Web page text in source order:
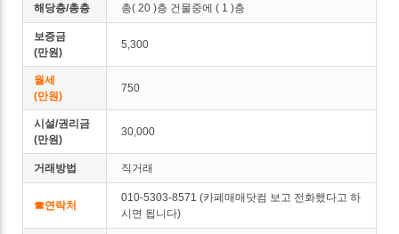
해당층/총층 총( 20 )층 건물중에 ( 1 )층
보증금
(만원)
5,300
월세
(만원)
750
시설/권리금
(만원)
30,000
거래방법 직거래
☎연락처
010-5303-8571 (카페매매닷컴 보고 전화했다고 하
시면 됩니다)